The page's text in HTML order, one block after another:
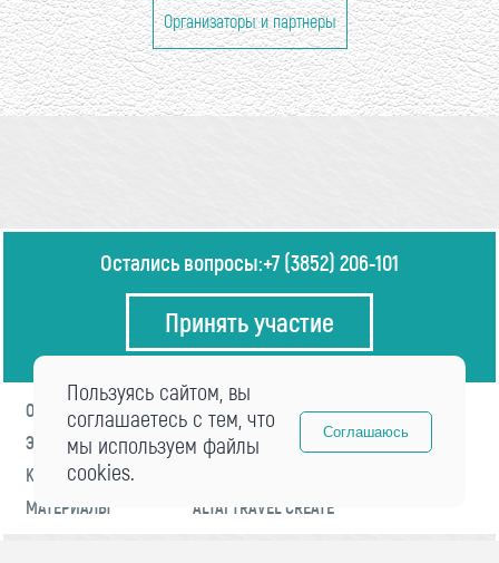
Организаторы и партнеры
Остались вопросы:+7 (3852) 206-101
Принять участие
О ФОРУМЕ
ПРОГРАММА
ЭКСПЕРТЫ
НОВОСТИ
КОНТАКТЫ
МАТЕРИАЛЫ
ALTAI TRAVEL CREATE
Пользуясь сайтом, вы
соглашаетесь с тем, что
мы используем файлы
cookies.
Соглашаюсь